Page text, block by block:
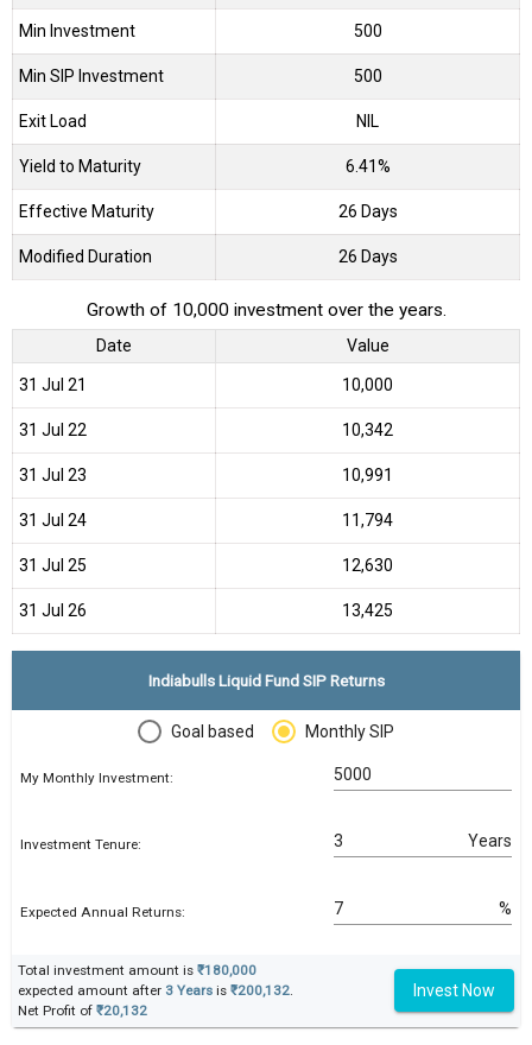
Min Investment 500
Min SIP Investment 500
Exit Load NIL
Yield to Maturity 6.41%
Effective Maturity 26 Days
Modified Duration 26 Days
Growth of 10,000 investment over the years.
Date Value
31 Jul 21 ₹10,000
31 Jul 22 ₹10,342
31 Jul 23 ₹10,991
31 Jul 24 ₹11,794
31 Jul 25 ₹12,630
31 Jul 26 ₹13,425
Indiabulls Liquid Fund SIP Returns
Goal based Monthly SIP
My Monthly Investment:
Investment Tenure: Years
Expected Annual Returns: %
Total investment amount is ₹180,000
expected amount after 3 Years is ₹200,132
Net Profit of ₹20,132
Invest Now